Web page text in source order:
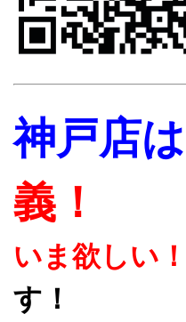
神戸店は
義！
いま欲しい！
す！